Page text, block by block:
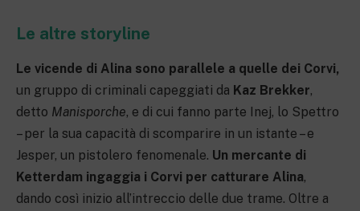
Le altre storyline
Le vicende di Alina sono parallele a quelle dei Corvi,
un gruppo di criminali capeggiati da Kaz Brekker,
detto Manisporche, e di cui fanno parte Inej, lo Spettro
– per la sua capacità di scomparire in un istante – e
Jesper, un pistolero fenomenale. Un mercante di
Ketterdam ingaggia i Corvi per catturare Alina,
dando così inizio all’intreccio delle due trame. Oltre a